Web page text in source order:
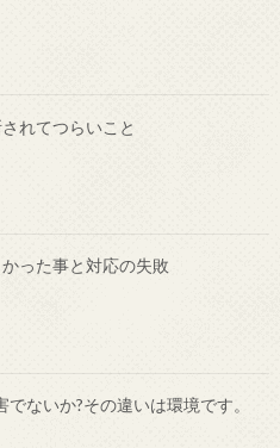
れてつらいこと
った事と対応の失敗
ないか?その違いは環境です。